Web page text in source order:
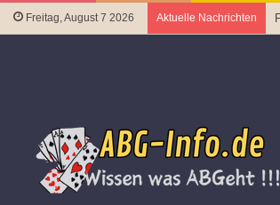
Freitag, August 7 2026 Aktuelle Nachrichten